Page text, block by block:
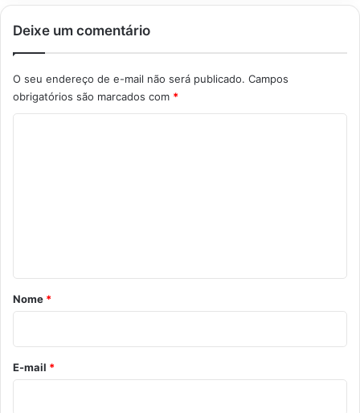
Deixe um comentário
O seu endereço de e-mail não será publicado. Campos
obrigatórios são marcados com *
r
o
*
Nome *
E-mail *